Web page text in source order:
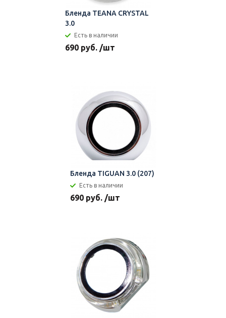
Бленда TEANA CRYSTAL
3.0
Есть в наличии
690 руб. /шт
Бленда TIGUAN 3.0 (207)
Есть в наличии
690 руб. /шт